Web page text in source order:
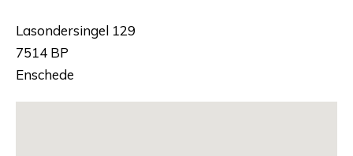
Lasondersingel 129
7514 BP
Enschede